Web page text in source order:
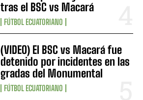
tras el BSC vs Macará
FÚTBOL ECUATORIANO
(VIDEO) El BSC vs Macará fue
detenido por incidentes en las
gradas del Monumental
FÚTBOL ECUATORIANO